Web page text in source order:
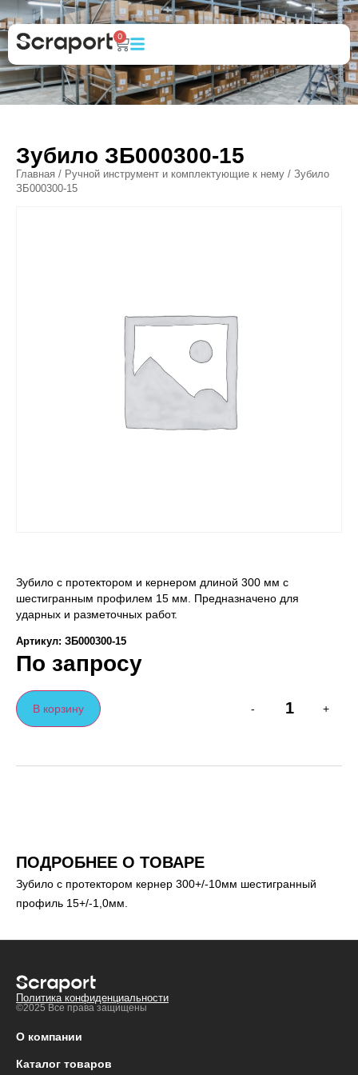
0
Зубило ЗБ000300-15
Главная / Ручной инструмент и комплектующие к нему / Зубило
ЗБ000300-15
Зубило с протектором и кернером длиной 300 мм с
шестигранным профилем 15 мм. Предназначено для
ударных и разметочных работ.
Артикул: ЗБ000300-15
По запросу
- +
В корзину
ПОДРОБНЕЕ О ТОВАРЕ
Зубило с протектором кернер 300+/-10мм шестигранный
профиль 15+/-1,0мм.
Политика конфиденциальности
©2025 Все права защищены
О компании
Каталог товаров